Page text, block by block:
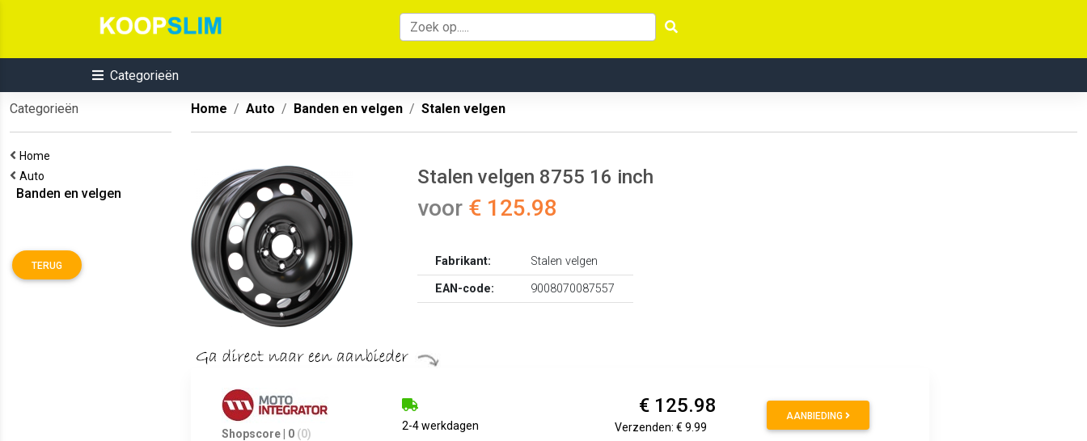
Categorieën
Categorieën
Home
Auto
Banden en velgen
TERUG
Home Auto Banden en velgen Stalen velgen
Stalen velgen 8755 16 inch
voor € 125.98
Fabrikant:
Stalen velgen
EAN-code:
9008070087557
Shopscore | 0 (0)
2-4 werkdagen
€ 125.98
Verzenden: € 9.99
AANBIEDING